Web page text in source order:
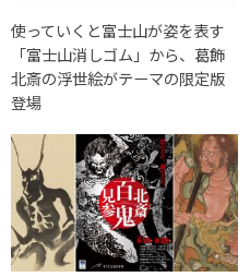
使っていくと富士山が姿を表す
「富士山消しゴム」から、葛飾
北斎の浮世絵がテーマの限定版
登場